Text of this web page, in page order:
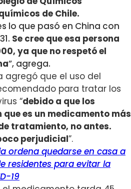
de Chile.
lo que pasó en China con
Se cree que esa persona
ya que no respetó el
”, agrega.
agregó que el uso del
para tratar los
“debido a que los
es un medicamento más
tratamiento, no antes.
perjudicial”.
ordena quedarse en casa a
residentes para evitar la
19